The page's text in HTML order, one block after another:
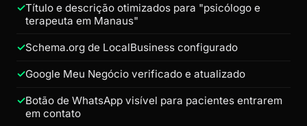
Título e descrição otimizados para "psicólogo e
terapeuta em Manaus"
Schema.org de LocalBusiness configurado
Google Meu Negócio verificado e atualizado
Botão de WhatsApp visível para pacientes entrarem
em contato